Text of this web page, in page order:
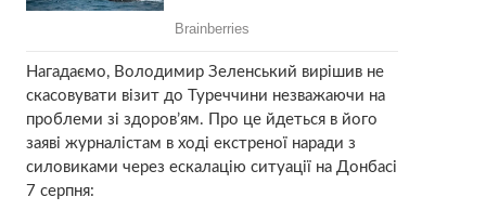
Нагадаємо, Володимир Зеленський вирішив не
скасовувати візит до Туреччини незважаючи на
проблеми зі здоров’ям. Про це йдеться в його
заяві журналістам в ході екстреної наради з
силовиками через ескалацію ситуації на Донбасі
7 серпня: